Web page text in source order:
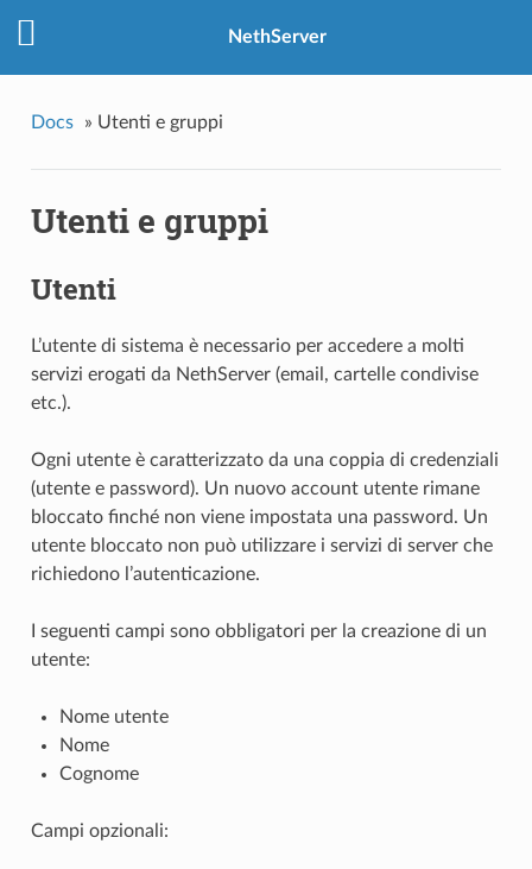
NethServer
Docs » Utenti e gruppi
Utenti e gruppi
Utenti
L’utente di sistema è necessario per accedere a molti
servizi erogati da NethServer (email, cartelle condivise
etc.).
Ogni utente è caratterizzato da una coppia di credenziali
(utente e password). Un nuovo account utente rimane
bloccato finché non viene impostata una password. Un
utente bloccato non può utilizzare i servizi di server che
richiedono l’autenticazione.
I seguenti campi sono obbligatori per la creazione di un
utente:
Nome utente
Nome
Cognome
Campi opzionali: